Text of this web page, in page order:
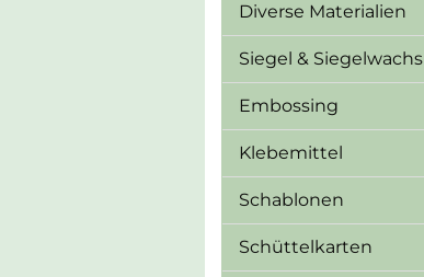
Diverse Materialien
Siegel & Siegelwachs
Embossing
Klebemittel
Schablonen
Schüttelkarten